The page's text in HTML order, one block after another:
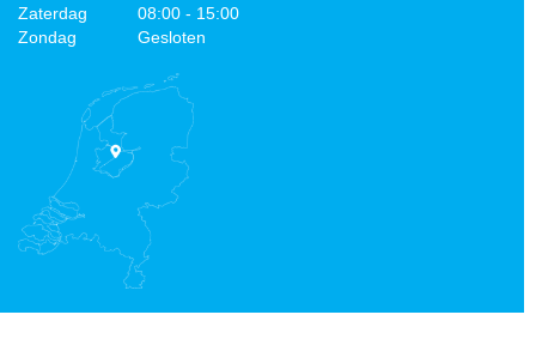
Zaterdag
08:00 - 15:00
Zondag
Gesloten